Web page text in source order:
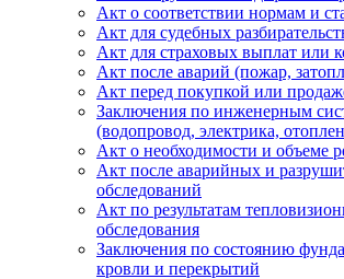
Акт о соответствии нормам и
Акт для судебных
Акт для страховых выплат или
Акт после аварий (пожар,
Акт перед покупкой или
Заключения по инженерным
(водопровод, электрика,
Акт о необходимости и объеме
Акт после аварийных и
обследований
Акт по результатам
обследования
Заключения по состоянию
кровли и перекрытий